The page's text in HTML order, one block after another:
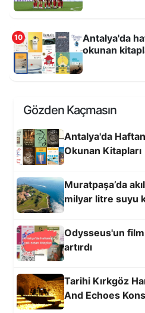
On yılda 25 milyon 818
kilogram atık ekonomiye
10
Antalya'da
okunan
Gözden Kaçmasın
Antalya'da
Okunan Kitapları
Muratpaşa’da
milyar litre suyu
Odysseus'un
artırdı
Tarihi Kırkgöz
And Echoes